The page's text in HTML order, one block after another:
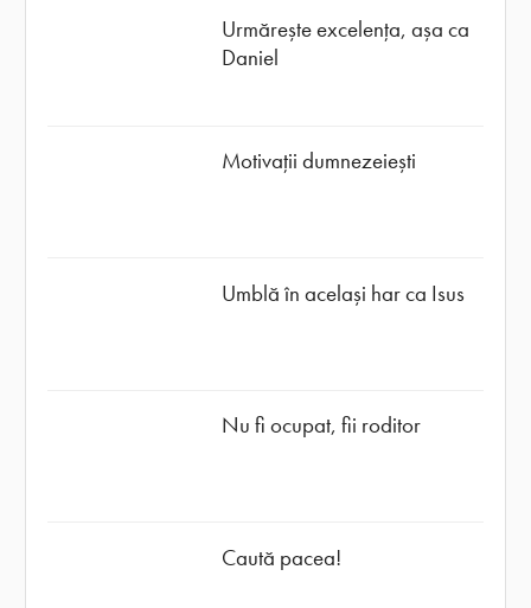
Urmărește excelența, așa ca
Daniel
Motivații dumnezeiești
Umblă în același har ca Isus
Nu fi ocupat, fii roditor
Caută pacea!